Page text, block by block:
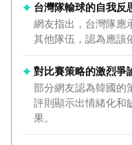
台灣隊輸球的自我反
網友指出，台灣隊應
其他隊伍，認為應該
對比賽策略的激烈爭
部分網友認為韓國的
評則顯示出情緒化和
果。